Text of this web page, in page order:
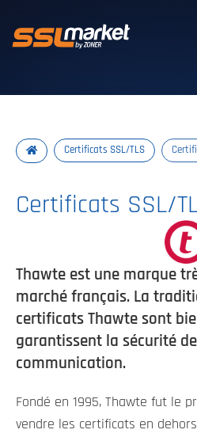
Certificats SSL/TLS
Certificats SSL/
Thawte est une marque
marché français. La
certificats Thawte sont
garantissent la sécurité
communication.
Fondé en 1995, Thawte fut le
vendre les certificats en